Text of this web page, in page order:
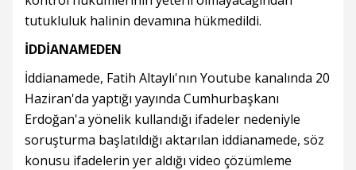
tutukluluk halinin devamına hükmedildi.
İDDİANAMEDEN
İddianamede, Fatih Altaylı'nın Youtube kanalında 20
Haziran'da yaptığı yayında Cumhurbaşkanı
Erdoğan'a yönelik kullandığı ifadeler nedeniyle
soruşturma başlatıldığı aktarılan iddianamede, söz
konusu ifadelerin yer aldığı video çözümleme